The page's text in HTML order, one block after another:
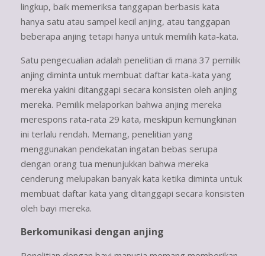
lingkup, baik memeriksa tanggapan berbasis kata
hanya satu atau sampel kecil anjing, atau tanggapan
beberapa anjing tetapi hanya untuk memilih kata-kata.
Satu pengecualian adalah penelitian di mana 37 pemilik
anjing diminta untuk membuat daftar kata-kata yang
mereka yakini ditanggapi secara konsisten oleh anjing
mereka. Pemilik melaporkan bahwa anjing mereka
merespons rata-rata 29 kata, meskipun kemungkinan
ini terlalu rendah. Memang, penelitian yang
menggunakan pendekatan ingatan bebas serupa
dengan orang tua menunjukkan bahwa mereka
cenderung melupakan banyak kata ketika diminta untuk
membuat daftar kata yang ditanggapi secara konsisten
oleh bayi mereka.
Berkomunikasi dengan anjing